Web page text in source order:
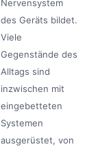
Nervensystem
des Geräts bildet.
Viele
Gegenstände des
Alltags sind
inzwischen mit
eingebetteten
Systemen
ausgerüstet, von